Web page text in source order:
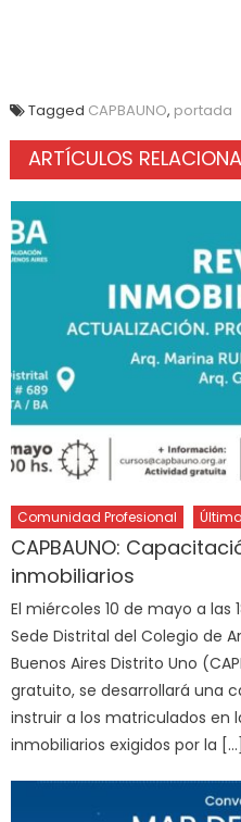
Tagged CAPBAUNO, portada
ARTÍCULOS
Comunidad Profesional
CAPBAUNO:
inmobiliarios
El miércoles 10 de mayo a
Sede Distrital del Colegio de
Buenos Aires Distrito Uno
gratuito, se desarrollará una
instruir a los matriculados en
inmobiliarios exigidos por la […]